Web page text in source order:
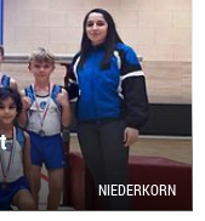
NIEDERKORN